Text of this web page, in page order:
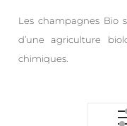
Les champagnes Bio
d’une agriculture
chimiques.